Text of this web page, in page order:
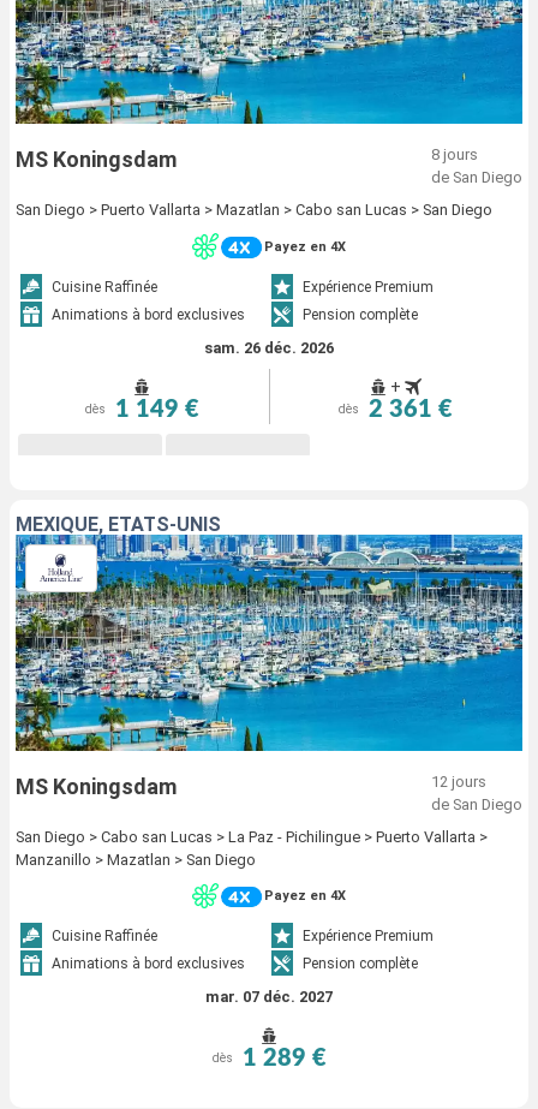
MS Koningsdam
8 jours
de San Diego
San Diego > Puerto Vallarta > Mazatlan > Cabo san Lucas > San Diego
Payez en 4X
Cuisine Raffinée
Expérience Premium
Animations à bord exclusives
Pension complète
sam. 26 déc. 2026
dès 1 149 €
+
dès 2 361 €
MEXIQUE, ÉTATS-UNIS
MS Koningsdam
12 jours
de San Diego
San Diego > Cabo san Lucas > La Paz - Pichilingue > Puerto Vallarta >
Manzanillo > Mazatlan > San Diego
Payez en 4X
Cuisine Raffinée
Expérience Premium
Animations à bord exclusives
Pension complète
mar. 07 déc. 2027
dès 1 289 €